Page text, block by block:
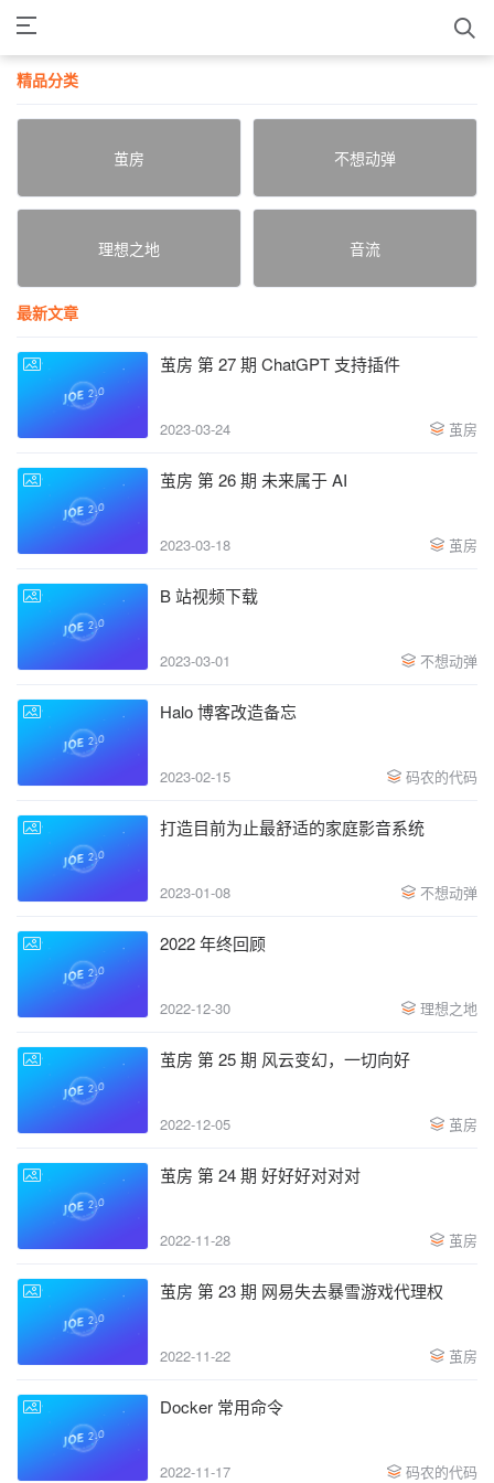
精品分类
茧房 不想动弹
理想之地 音流
最新文章
茧房 第 27 期 ChatGPT 支持插件
2023-03-24 茧房
茧房 第 26 期 未来属于 AI
2023-03-18 茧房
B 站视频下载
2023-03-01 不想动弹
Halo 博客改造备忘
2023-02-15 码农的代码
打造目前为止最舒适的家庭影音系统
2023-01-08 不想动弹
2022 年终回顾
2022-12-30 理想之地
茧房 第 25 期 风云变幻，一切向好
2022-12-05 茧房
茧房 第 24 期 好好好对对对
2022-11-28 茧房
茧房 第 23 期 网易失去暴雪游戏代理权
2022-11-22 茧房
Docker 常用命令
2022-11-17 码农的代码